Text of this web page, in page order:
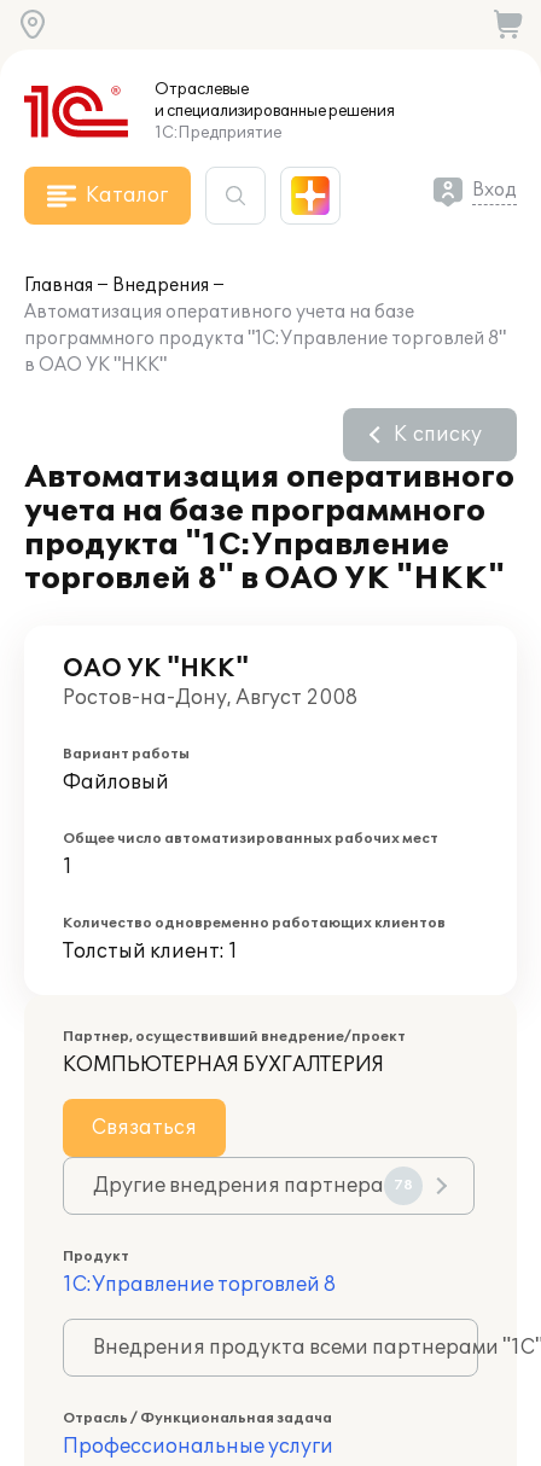
Отраслевые
и специализированныерешения
1С:Предприятие
Каталог Вход
Главная
Внедрения
Автоматизация оперативного учета на базе
программного продукта "1С:Управление торговлей 8"
в ОАО УК "НКК"
Автоматизация оперативного
учета на базе программного
продукта "1С:Управление
торговлей 8" в ОАО УК "НКК"
К списку
ОАО УК "НКК"
Ростов-на-Дону, Август 2008
Вариант работы
Файловый
Общее число автоматизированных рабочих мест
1
Количество одновременно работающих клиентов
Толстый клиент: 1
Партнер, осуществивший внедрение/проект
КОМПЬЮТЕРНАЯ БУХГАЛТЕРИЯ
Связаться
Другие внедрения партнера 78
Продукт
1С:Управление торговлей 8
Внедрения продукта всеми партнерами
Отрасль / Функциональная задача
Профессиональные услуги